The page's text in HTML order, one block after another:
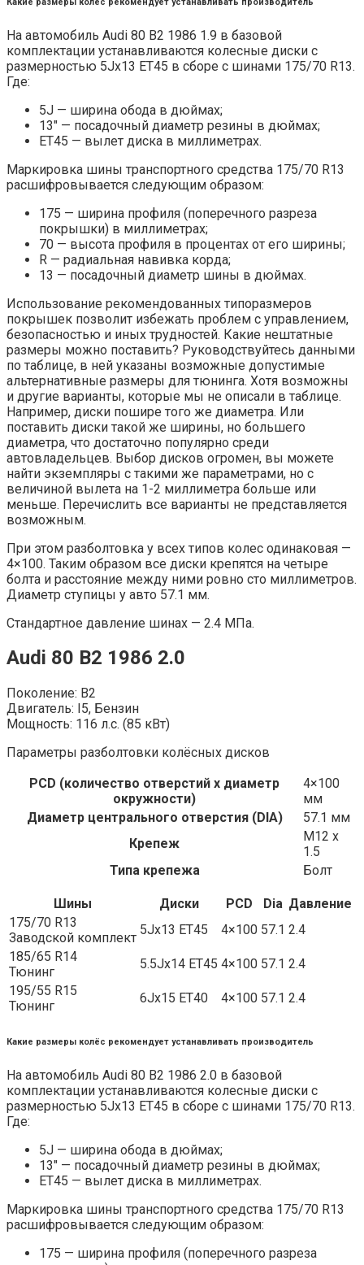
На автомобиль Audi 80 B2 1986 1.9 в базовой
комплектации устанавливаются колесные диски с
размерностью 5Jx13 ET45 в сборе с шинами 175/70 R13.
Где:
5J — ширина обода в дюймах;
13″ — посадочный диаметр резины в дюймах;
ET45 — вылет диска в миллиметрах.
Маркировка шины транспортного средства 175/70 R13
расшифровывается следующим образом:
175 — ширина профиля (поперечного разреза
покрышки) в миллиметрах;
70 — высота профиля в процентах от его ширины;
R — радиальная навивка корда;
13 — посадочный диаметр шины в дюймах.
Использование рекомендованных типоразмеров
покрышек позволит избежать проблем с управлением,
безопасностью и иных трудностей. Какие нештатные
размеры можно поставить? Руководствуйтесь данными
по таблице, в ней указаны возможные допустимые
альтернативные размеры для тюнинга. Хотя возможны
и другие варианты, которые мы не описали в таблице.
Например, диски пошире того же диаметра. Или
поставить диски такой же ширины, но большего
диаметра, что достаточно популярно среди
автовладельцев. Выбор дисков огромен, вы можете
найти экземпляры с такими же параметрами, но с
величиной вылета на 1-2 миллиметра больше или
меньше. Перечислить все варианты не представляется
возможным.
При этом разболтовка у всех типов колес одинаковая —
4×100. Таким образом все диски крепятся на четыре
болта и расстояние между ними ровно сто миллиметров.
Диаметр ступицы у авто 57.1 мм.
Стандартное давление шинах — 2.4 МПа.
Audi 80 B2 1986 2.0
Поколение: B2
Двигатель: I5, Бензин
Мощность: 116 л.с. (85 кВт)
Параметры разболтовки колёсных дисков
PCD (количество отверстий x диаметр
окружности)
4×100
мм
Диаметр центрального отверстия (DIA)
57.1 мм
Крепеж
M12 x
1.5
Типа крепежа
Болт
Шины Диски PCD Dia Давление
175/70 R13
Заводской комплект
5Jx13 ET45 4×100 57.1 2.4
185/65 R14
Тюнинг
5.5Jx14 ET45 4×100 57.1 2.4
195/55 R15
Тюнинг
6Jx15 ET40 4×100 57.1 2.4
Какие размеры колёс рекомендует устанавливать производитель
На автомобиль Audi 80 B2 1986 2.0 в базовой
комплектации устанавливаются колесные диски с
размерностью 5Jx13 ET45 в сборе с шинами 175/70 R13.
Где:
5J — ширина обода в дюймах;
13″ — посадочный диаметр резины в дюймах;
ET45 — вылет диска в миллиметрах.
Маркировка шины транспортного средства 175/70 R13
расшифровывается следующим образом:
175 — ширина профиля (поперечного разреза